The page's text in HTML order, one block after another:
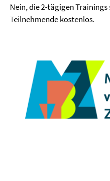
Nein, die 2-tägigen
Teilnehmende kostenlos.